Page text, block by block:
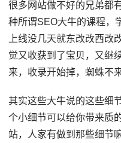
很多网站做不好的兄弟都
种所谓SEO大牛的课程，
上线没几天就东改改西改
觉又收获到了宝贝，又继
来，收录开始掉，蜘蛛
其实这些大牛说的这些细
个小细节可以给你带来质
站，人家有做到那些细节